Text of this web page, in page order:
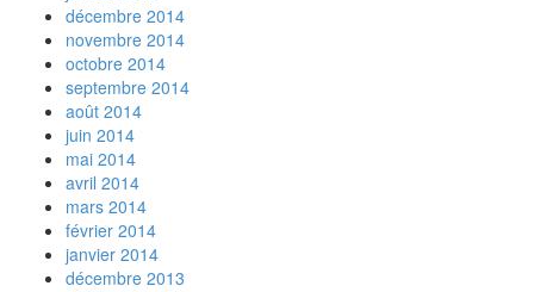
décembre 2014
novembre 2014
octobre 2014
septembre 2014
août 2014
juin 2014
mai 2014
avril 2014
mars 2014
février 2014
janvier 2014
décembre 2013